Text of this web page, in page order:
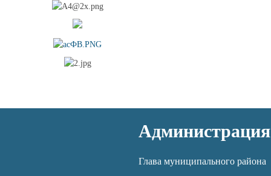
Администрация
Глава муниципального района